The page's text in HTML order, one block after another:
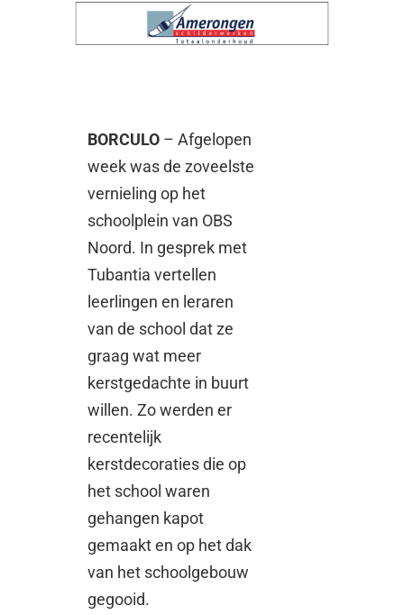
BORCULO – Afgelopen
week was de zoveelste
vernieling op het
schoolplein van OBS
Noord. In gesprek met
Tubantia vertellen
leerlingen en leraren
van de school dat ze
graag wat meer
kerstgedachte in buurt
willen. Zo werden er
recentelijk
kerstdecoraties die op
het school waren
gehangen kapot
gemaakt en op het dak
van het schoolgebouw
gegooid.